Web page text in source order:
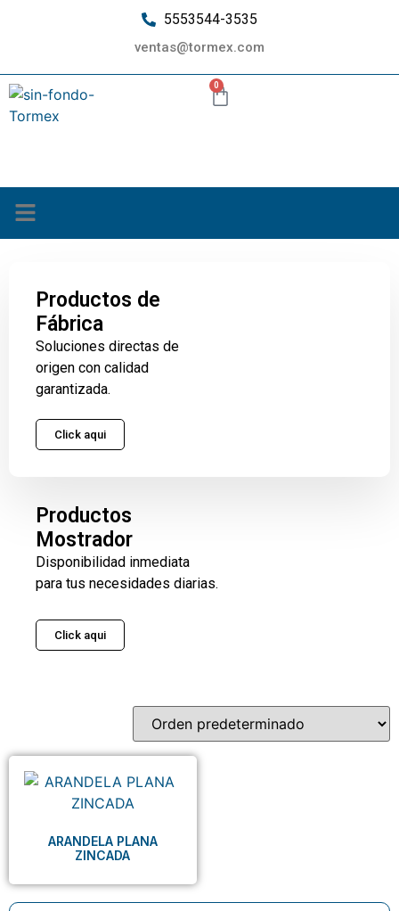
5553544-3535
ventas@tormex.com
0
Productos de
Fábrica
Soluciones directas de
origen con calidad
garantizada.
Click aqui
Productos
Mostrador
Disponibilidad inmediata
para tus necesidades diarias.
Click aqui
ARANDELA PLANA
ZINCADA